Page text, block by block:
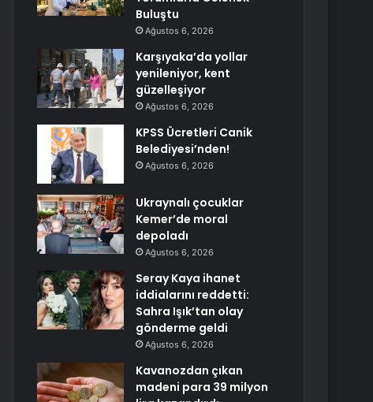
Buluştu
Ağustos 6, 2026
Karşıyaka’da yollar
yenileniyor, kent
güzelleşiyor
Ağustos 6, 2026
KPSS Ücretleri Canik
Belediyesi’nden!
Ağustos 6, 2026
Ukraynalı çocuklar
Kemer’de moral
depoladı
Ağustos 6, 2026
Seray Kaya ihanet
iddialarını reddetti:
Sahra Işık’tan olay
gönderme geldi
Ağustos 6, 2026
Kavanozdan çıkan
madeni para 39 milyon